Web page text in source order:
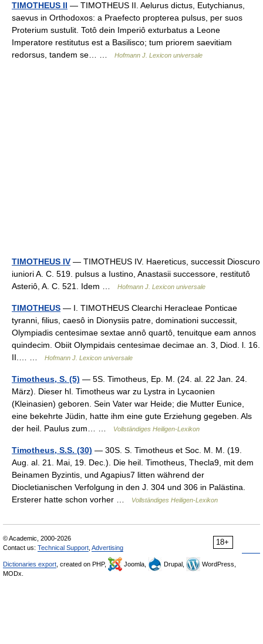
TIMOTHEUS II — TIMOTHEUS II. Aelurus dictus, Eutychianus,
saevus in Orthodoxos: a Praefecto propterea pulsus, per suos
Proterium sustulit. Totô dein Imperiô exturbatus a Leone
Imperatore restitutus est a Basilisco; tum priorem saevitiam
redorsus, tandem se… …
Hofmann J. Lexicon universale
TIMOTHEUS IV — TIMOTHEUS IV. Haereticus, successit Dioscuro
iuniori A. C. 519. pulsus a Iustino, Anastasii successore, restitutô
Asteriô, A. C. 521. Idem …
Hofmann J. Lexicon universale
TIMOTHEUS — I. TIMOTHEUS Clearchi Heracleae Ponticae
tyranni, filius, caesô in Dionysiis patre, dominationi successit,
Olympiadis centesimae sextae annô quartô, tenuitque eam annos
quindecim. Obiit Olympidais centesimae decimae an. 3, Diod. l. 16.
II.… …
Hofmann J. Lexicon universale
Timotheus, S. (5) — 5S. Timotheus, Ep. M. (24. al. 22 Jan. 24.
März). Dieser hl. Timotheus war zu Lystra in Lycaonien
(Kleinasien) geboren. Sein Vater war Heide; die Mutter Eunice,
eine bekehrte Jüdin, hatte ihm eine gute Erziehung gegeben. Als
der heil. Paulus zum… …
Vollständiges Heiligen-Lexikon
Timotheus, S.S. (30) — 30S. S. Timotheus et Soc. M. M. (19.
Aug. al. 21. Mai, 19. Dec.). Die heil. Timotheus, Thecla9, mit dem
Beinamen Byzintis, und Agapius7 litten während der
Diocletianischen Verfolgung in den J. 304 und 306 in Palästina.
Ersterer hatte schon vorher …
Vollständiges Heiligen-Lexikon
18+
© Academic, 2000-2026
Contact us: Technical Support Advertising
Dictionaries export , created on PHP, Joomla, Drupal,
WordPress,
MODx.